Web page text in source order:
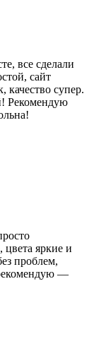
все сделали
сайт
качество супер.
Рекомендую
цвета яркие и
проблем,
—